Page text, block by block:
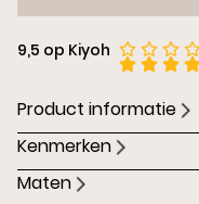
9,5 op Kiyoh
Product informatie
Kenmerken
Maten